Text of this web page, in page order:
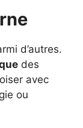
d’autres.
des
avec
ou